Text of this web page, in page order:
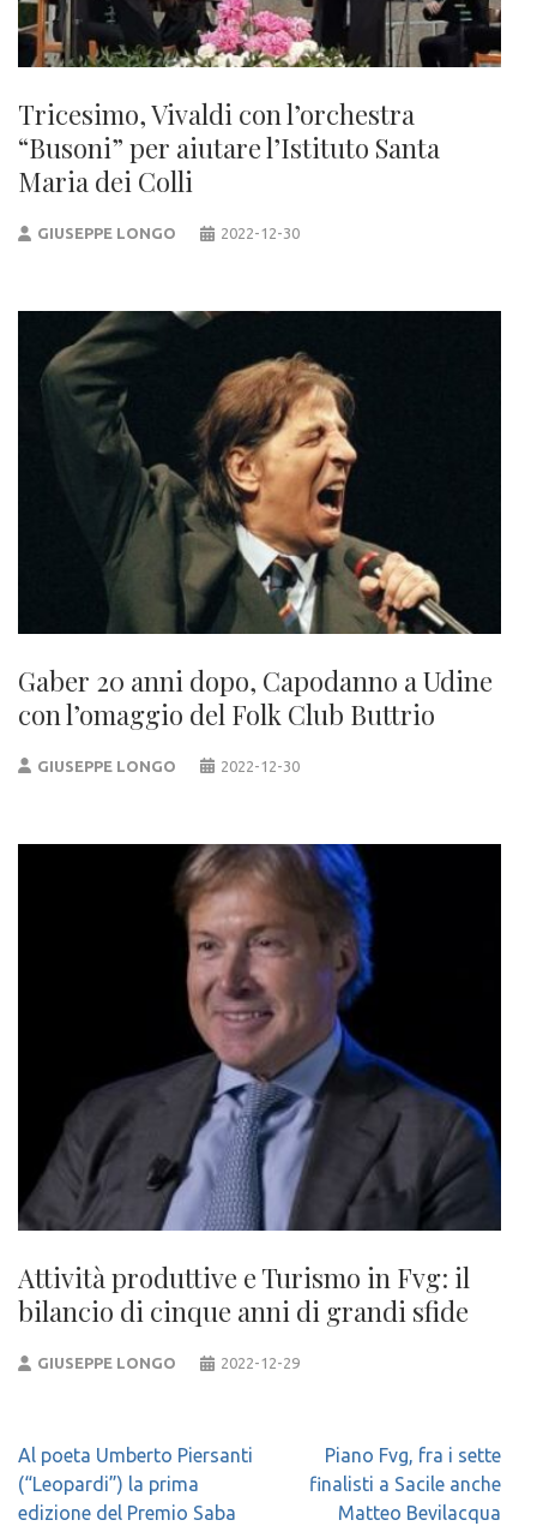
Tricesimo, Vivaldi con l’orchestra
“Busoni” per aiutare l’Istituto Santa
Maria dei Colli
GIUSEPPE LONGO 2022-12-30
Gaber 20 anni dopo, Capodanno a Udine
con l’omaggio del Folk Club Buttrio
GIUSEPPE LONGO 2022-12-30
Attività produttive e Turismo in Fvg: il
bilancio di cinque anni di grandi sfide
GIUSEPPE LONGO 2022-12-29
Navigazione
articoli
Al poeta Umberto Piersanti
(“Leopardi”) la prima
edizione del Premio Saba
Piano Fvg, fra i sette
finalisti a Sacile anche
Matteo Bevilacqua